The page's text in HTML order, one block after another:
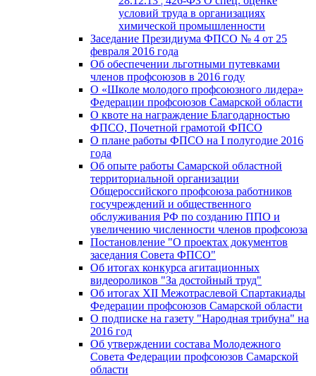
условий труда в организациях
химической промышленности
Заседание Президиума ФПСО № 4 от 25
февраля 2016 года
Об обеспечении льготными путевками
членов профсоюзов в 2016 году
О «Школе молодого профсоюзного лидера»
Федерации профсоюзов Самарской области
О квоте на награждение Благодарностью
ФПСО, Почетной грамотой ФПСО
О плане работы ФПСО на I полугодие 2016
года
Об опыте работы Самарской областной
территориальной организации
Общероссийского профсоюза работников
госучреждений и общественного
обслуживания РФ по созданию ППО и
увеличению численности членов профсоюза
Постановление "О проектах документов
заседания Совета ФПСО"
Об итогах конкурса агитационных
видеороликов "За достойный труд"
Об итогах XII Межотраслевой Спартакиады
Федерации профсоюзов Самарской области
О подписке на газету "Народная трибуна" на
2016 год
Об утверждении состава Молодежного
Совета Федерации профсоюзов Самарской
области